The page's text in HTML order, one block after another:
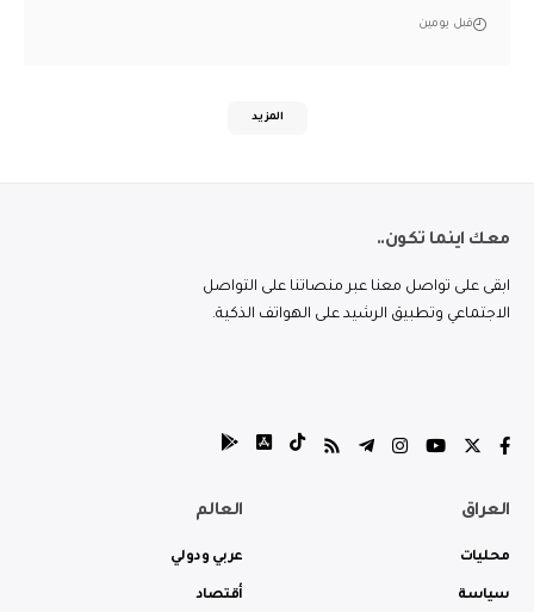
قبل يومين
المزيد
معك اينما تكون..
ابقى على تواصل معنا عبر منصاتنا على التواصل
الاجتماعي وتطبيق الرشيد على الهواتف الذكية.
العراق
محليات
سياسة
العالم
عربي ودولي
أقتصاد